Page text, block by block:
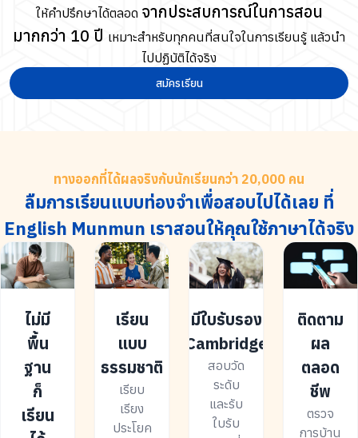
ให้คำปรึกษาได้ตลอด จากประสบการณ์ในการสอน
มากกว่า 10 ปี เหมาะสำหรับทุกคนที่สนใจในการเรียนรู้ แล้วนำ
ไปปฏิบัติได้จริง
สมัครเรียน
ทางออกที่ได้ผลจริงกับนักเรียนกว่า 20,000 คน
ลืมการเรียนแบบท่องจำเพื่อสอบไปได้เลย ที่
English Munmun เราสอนให้คุณใช้ภาษาได้จริง
ไม่มี
พื้น
ฐาน
ก็
เรียน
เรียน
แบบ
ธรรมชาติ
เรียบ
เรียง
ประโยค
มีใบรับรอง
Cambridge
สอบวัด
ระดับ
และรับ
ใบรับ
ติดตาม
ผล
ตลอด
ชีพ
ตรวจ
การบ้าน